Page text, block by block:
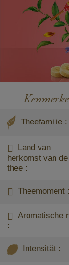
Theefamilie :
Land van
herkomst van de
thee :
Theemoment :
Aromatische
:
Intensität :